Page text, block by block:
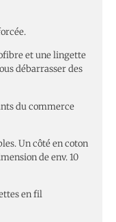
et une lingette
débarrasser des
du commerce
Un côté en coton
de env. 10
en fil